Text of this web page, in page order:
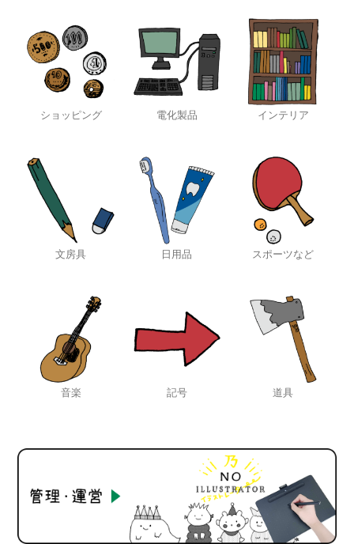
ショッピング 電化製品 インテリア
文房具 日用品 スポーツなど
音楽 記号 道具